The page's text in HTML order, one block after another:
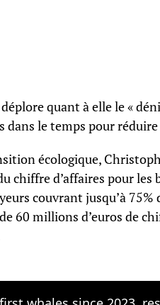
quant à elle le «
dans le temps pour
écologique,
chiffre d’affaires pour
couvrant jusqu’à
60 millions d’euros de